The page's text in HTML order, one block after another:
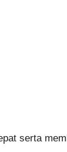
serta